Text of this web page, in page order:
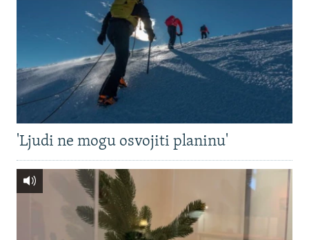
'Ljudi ne mogu osvojiti planinu'